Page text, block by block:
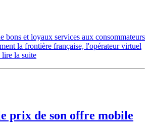
bons et loyaux services aux consommateurs
la frontière française, l'opérateur virtuel
lire la suite
prix de son offre mobile